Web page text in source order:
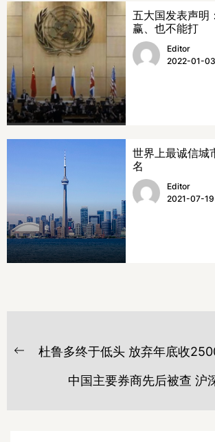
五大国发表声明
赢、也不能打
Editor
2022-01-03
世界上最诚信城
名
Editor
2021-07-19
文
Previous
杜鲁多终于低头 放弃年底收
中国主要券商先后被查 沪